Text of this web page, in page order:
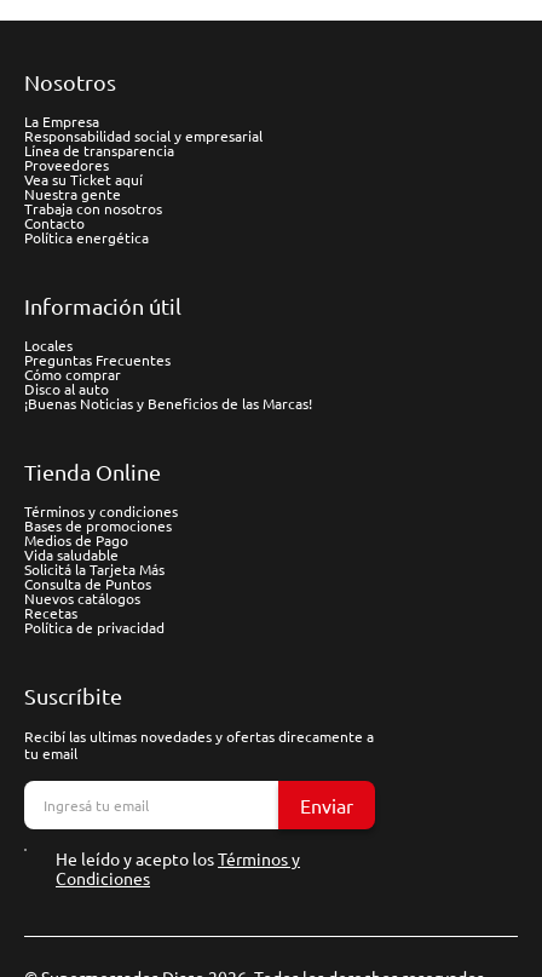
Nosotros
La Empresa
Responsabilidad social y empresarial
Línea de transparencia
Proveedores
Vea su Ticket aquí
Nuestra gente
Trabaja con nosotros
Contacto
Política energética
Información útil
Locales
Preguntas Frecuentes
Cómo comprar
Disco al auto
¡Buenas Noticias y Beneficios de las Marcas!
Tienda Online
Términos y condiciones
Bases de promociones
Medios de Pago
Vida saludable
Solicitá la Tarjeta Más
Consulta de Puntos
Nuevos catálogos
Recetas
Política de privacidad
Suscríbite
Recibí las ultimas novedades y ofertas direcamente a
tu email
Enviar
He leído y acepto losTérminos y
Condiciones